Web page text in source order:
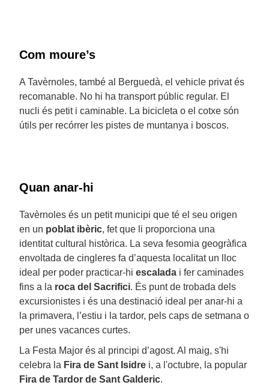
Com moure’s
A Tavèrnoles, també al Berguedà, el vehicle privat és
recomanable. No hi ha transport públic regular. El
nucli és petit i caminable. La bicicleta o el cotxe són
útils per recórrer les pistes de muntanya i boscos.
Quan anar-hi
Tavèrnoles és un petit municipi que té el seu origen
en un poblat ibèric, fet que li proporciona una
identitat cultural històrica. La seva fesomia geogràfica
envoltada de cingleres fa d’aquesta localitat un lloc
ideal per poder practicar-hi escalada i fer caminades
fins a la roca del Sacrifici. És punt de trobada dels
excursionistes i és una destinació ideal per anar-hi a
la primavera, l’estiu i la tardor, pels caps de setmana o
per unes vacances curtes.
La Festa Major és al principi d’agost. Al maig, s'hi
celebra la Fira de Sant Isidre i, a l'octubre, la popular
Fira de Tardor de Sant Galderic.